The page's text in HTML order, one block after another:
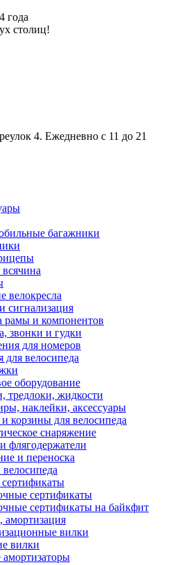
года
столиц!
4. Ежедневно с 11 до 21
багажники
велокресла
сигнализация
рамы и компонентов
звонки и гудки
для номеров
для велосипеда
оборудование
тредлоки, жидкости
наклейки, аксессуары
корзины для велосипеда
снаряжение
флягодержатели
и переноска
велосипеда
сертификаты
сертификаты на байкфит
вилки
вилки
амортизаторы